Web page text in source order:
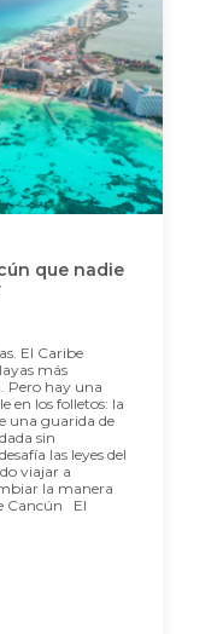
que nadie
El Caribe
más
Pero hay una
en los folletos: la
una guarida de
sin
las leyes del
viajar a
la manera
Cancún El